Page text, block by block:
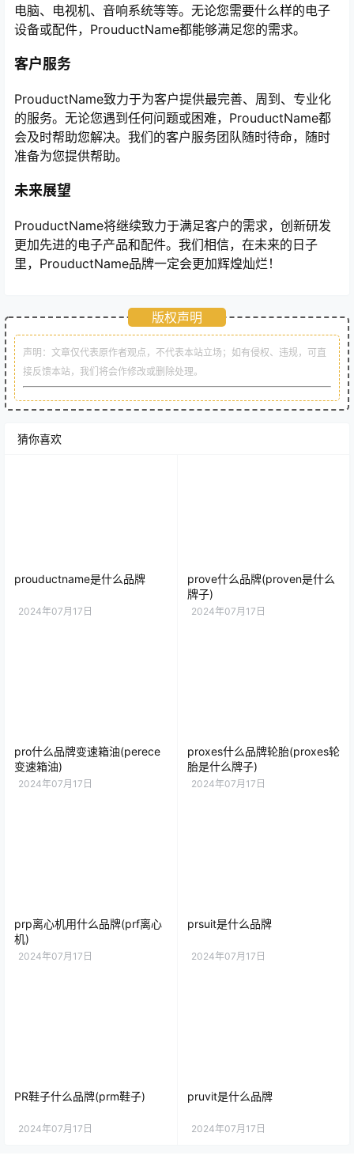
电脑、电视机、音响系统等等。无论您需要什么样的电子
设备或配件，ProuductName都能够满足您的需求。
客户服务
ProuductName致力于为客户提供最完善、周到、专业化
的服务。无论您遇到任何问题或困难，ProuductName都
会及时帮助您解决。我们的客户服务团队随时待命，随时
准备为您提供帮助。
未来展望
ProuductName将继续致力于满足客户的需求，创新研发
更加先进的电子产品和配件。我们相信，在未来的日子
里，ProuductName品牌一定会更加辉煌灿烂！
版权声明
声明：文章仅代表原作者观点，不代表本站立场；如有侵权、违规，可直
接反馈本站，我们将会作修改或删除处理。
猜你喜欢
prouductname是什么品牌
2024年07月17日
prove什么品牌(proven是什么
牌子)
2024年07月17日
pro什么品牌变速箱油(perece
变速箱油)
2024年07月17日
proxes什么品牌轮胎(proxes轮
胎是什么牌子)
2024年07月17日
prp离心机用什么品牌(prf离心
机)
2024年07月17日
prsuit是什么品牌
2024年07月17日
PR鞋子什么品牌(prm鞋子)
2024年07月17日
pruvit是什么品牌
2024年07月17日